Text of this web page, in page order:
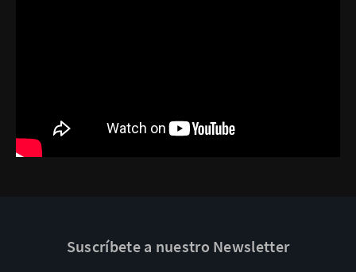
Suscríbete a nuestro Newsletter